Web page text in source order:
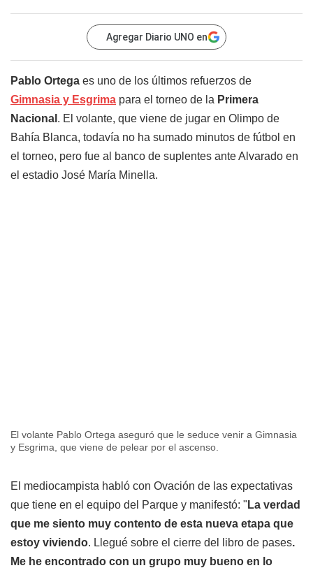
Agregar Diario UNO en
Pablo Ortega es uno de los últimos refuerzos de
Gimnasia y Esgrima para el torneo de la Primera
Nacional . El volante, que viene de jugar en Olimpo de
Bahía Blanca, todavía no ha sumado minutos de fútbol en
el torneo, pero fue al banco de suplentes ante Alvarado en
el estadio José María Minella.
El volante Pablo Ortega aseguró que le seduce venir a Gimnasia
y Esgrima, que viene de pelear por el ascenso.
El mediocampista habló con Ovación de las expectativas
que tiene en el equipo del Parque y manifestó: " La verdad
que me siento muy contento de esta nueva etapa que
estoy viviendo. Llegué sobre el cierre del libro de pases.
Me he encontrado con un grupo muy bueno en lo